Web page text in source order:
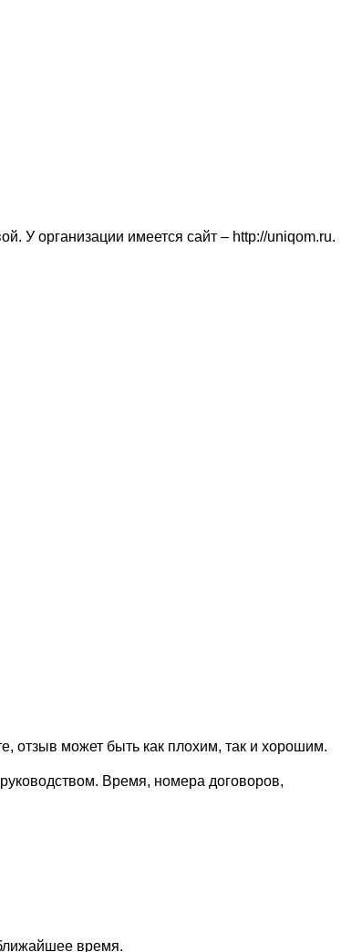
У организации имеется сайт – http://uniqom.ru.
отзыв может быть как плохим, так и хорошим.
Время, номера договоров,
время.